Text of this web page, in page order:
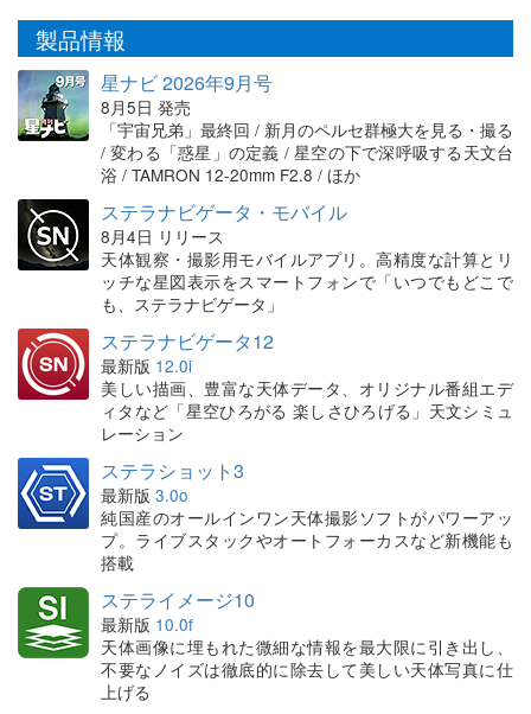
製品情報
星ナビ 2026年9月号
8月5日 発売
「宇宙兄弟」最終回 / 新月のペルセ群極大を見る・撮る
/ 変わる「惑星」の定義 / 星空の下で深呼吸する天文台
浴 / TAMRON 12-20mm F2.8 / ほか
ステラナビゲータ・モバイル
8月4日 リリース
天体観察・撮影用モバイルアプリ。高精度な計算とリ
ッチな星図表示をスマートフォンで「いつでもどこで
も、ステラナビゲータ」
ステラナビゲータ12
最新版 12.0i
美しい描画、豊富な天体データ、オリジナル番組エデ
ィタなど「星空ひろがる 楽しさひろげる」天文シミュ
レーション
ステラショット3
最新版 3.0o
純国産のオールインワン天体撮影ソフトがパワーアッ
プ。ライブスタックやオートフォーカスなど新機能も
搭載
ステライメージ10
最新版 10.0f
天体画像に埋もれた微細な情報を最大限に引き出し、
不要なノイズは徹底的に除去して美しい天体写真に仕
上げる